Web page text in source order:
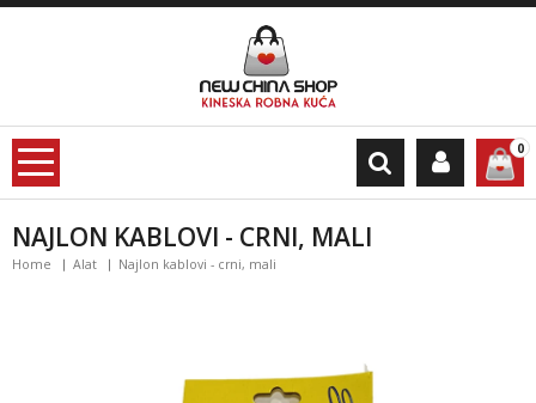
0
NAJLON KABLOVI - CRNI, MALI
Home Alat Najlon kablovi - crni, mali